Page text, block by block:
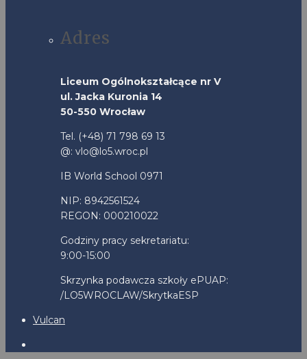
Adres
Liceum Ogólnokształcące nr V
ul. Jacka Kuronia 14
50-550 Wrocław
Tel. (+48) 71 798 69 13
@: vlo@lo5.wroc.pl
IB World School 0971
NIP: 8942561524
REGON: 000210022
Godziny pracy sekretariatu:
9:00-15:00
Skrzynka podawcza szkoły ePUAP:
/LO5WROCLAW/SkrytkaESP
Vulcan